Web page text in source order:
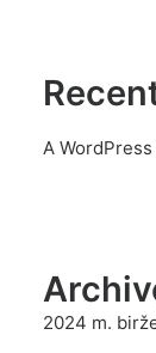
A
2024 m.